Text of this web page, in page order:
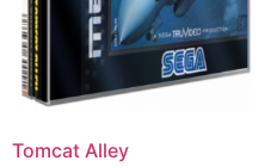
Tomcat Alley